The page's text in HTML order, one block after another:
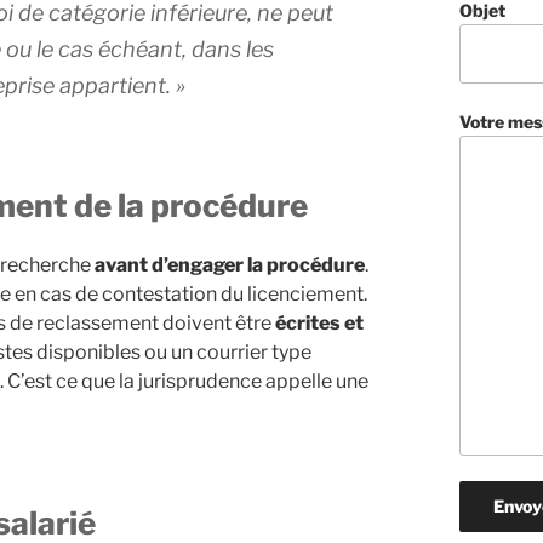
de catégorie inférieure, ne peut
le cas échéant, dans les
appartient. »
de la procédure
avant d’engager la procédure.
en cas de contestation du licenciement.
de reclassement doivent êtreécrites et
disponibles ou un courrier type
ce que la jurisprudence appelle une
Objet
Votre